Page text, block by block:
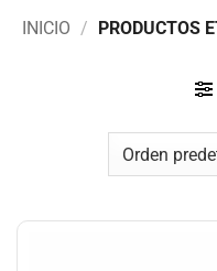
INICIO / PRODUCTOS